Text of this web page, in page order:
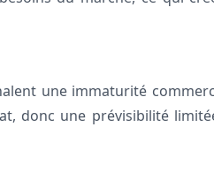
une immaturité
donc une prévisibilité